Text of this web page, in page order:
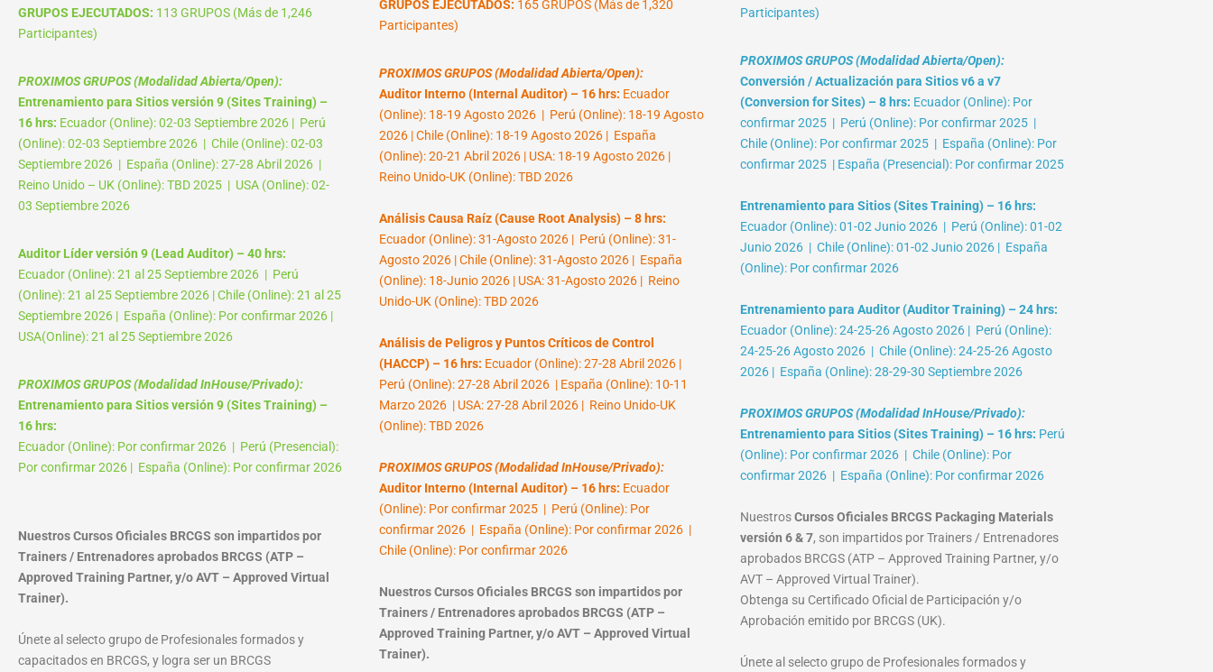
GRUPOS EJECUTADOS: 113 GRUPOS (Más de 1,246
Participantes)
PROXIMOS GRUPOS (Modalidad Abierta/Open):
Entrenamiento para Sitios versión 9 (Sites Training) –
16 hrs: Ecuador (Online): 02-03 Septiembre 2026 | Perú
(Online): 02-03 Septiembre 2026 | Chile (Online): 02-03
Septiembre 2026 | España (Online): 27-28 Abril 2026 |
Reino Unido – UK (Online): TBD 2025 | USA (Online): 02-
03 Septiembre 2026
Auditor Líder versión 9 (Lead Auditor) – 40 hrs:
Ecuador (Online): 21 al 25 Septiembre 2026 | Perú
(Online): 21 al 25 Septiembre 2026 | Chile (Online): 21 al 25
Septiembre 2026 | España (Online): Por confirmar 2026 |
USA(Online): 21 al 25 Septiembre 2026
PROXIMOS GRUPOS (Modalidad InHouse/Privado):
Entrenamiento para Sitios versión 9 (Sites Training) –
16 hrs:
Ecuador (Online): Por confirmar 2026 | Perú (Presencial):
Por confirmar 2026 | España (Online): Por confirmar 2026
Nuestros Cursos Oficiales BRCGS son impartidos por
Trainers / Entrenadores aprobados BRCGS (ATP –
Approved Training Partner, y/o AVT – Approved Virtual
Trainer).
Únete al selecto grupo de Profesionales formados y
capacitados en BRCGS, y logra ser un BRCGS
GRUPOS EJECUTADOS: 165 GRUPOS (Más de 1,320
Participantes)
PROXIMOS GRUPOS (Modalidad Abierta/Open):
Auditor Interno (Internal Auditor) – 16 hrs: Ecuador
(Online): 18-19 Agosto 2026 | Perú (Online): 18-19 Agosto
2026 | Chile (Online): 18-19 Agosto 2026 | España
(Online): 20-21 Abril 2026 | USA: 18-19 Agosto 2026 |
Reino Unido-UK (Online): TBD 2026
Análisis Causa Raíz (Cause Root Analysis) – 8 hrs:
Ecuador (Online): 31-Agosto 2026 | Perú (Online): 31-
Agosto 2026 | Chile (Online): 31-Agosto 2026 | España
(Online): 18-Junio 2026 | USA: 31-Agosto 2026 | Reino
Unido-UK (Online): TBD 2026
Análisis de Peligros y Puntos Críticos de Control
(HACCP) – 16 hrs: Ecuador (Online): 27-28 Abril 2026 |
Perú (Online): 27-28 Abril 2026 | España (Online): 10-11
Marzo 2026 | USA: 27-28 Abril 2026 | Reino Unido-UK
(Online): TBD 2026
PROXIMOS GRUPOS (Modalidad InHouse/Privado):
Auditor Interno (Internal Auditor) – 16 hrs: Ecuador
(Online): Por confirmar 2025 | Perú (Online): Por
confirmar 2026 | España (Online): Por confirmar 2026 |
Chile (Online): Por confirmar 2026
Nuestros Cursos Oficiales BRCGS son impartidos por
Trainers / Entrenadores aprobados BRCGS (ATP –
Approved Training Partner, y/o AVT – Approved Virtual
Trainer).
Participantes)
PROXIMOS GRUPOS (Modalidad Abierta/Open):
Conversión / Actualización para Sitios v6 a v7
(Conversion for Sites) – 8 hrs: Ecuador (Online): Por
confirmar 2025 | Perú (Online): Por confirmar 2025 |
Chile (Online): Por confirmar 2025 | España (Online): Por
confirmar 2025 | España (Presencial): Por confirmar 2025
Entrenamiento para Sitios (Sites Training) – 16 hrs:
Ecuador (Online): 01-02 Junio 2026 | Perú (Online): 01-02
Junio 2026 | Chile (Online): 01-02 Junio 2026 | España
(Online): Por confirmar 2026
Entrenamiento para Auditor (Auditor Training) – 24 hrs:
Ecuador (Online): 24-25-26 Agosto 2026 | Perú (Online):
24-25-26 Agosto 2026 | Chile (Online): 24-25-26 Agosto
2026 | España (Online): 28-29-30 Septiembre 2026
PROXIMOS GRUPOS (Modalidad InHouse/Privado):
Entrenamiento para Sitios (Sites Training) – 16 hrs: Perú
(Online): Por confirmar 2026 | Chile (Online): Por
confirmar 2026 | España (Online): Por confirmar 2026
NuestrosCursos Oficiales BRCGS Packaging Materials
versión 6 & 7, son impartidos por Trainers / Entrenadores
aprobados BRCGS (ATP – Approved Training Partner, y/o
AVT – Approved Virtual Trainer).
Obtenga su Certificado Oficial de Participación y/o
Aprobación emitido por BRCGS (UK).
Únete al selecto grupo de Profesionales formados y